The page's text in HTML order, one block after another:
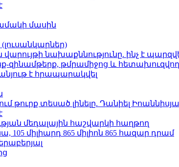
մասին
նախաքննությունը. ինչ է
զինամթերք, թմրամիջոց և
է հրապարակվել
թուրք տեսած լինելը. Դանիել
մեդալային հաշվարկի հաղթող
միլիարդ 865 միլիոն 865 հազար դրամ